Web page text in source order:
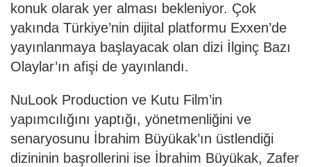
konuk olarak yer alması bekleniyor. Çok
yakında Türkiye’nin dijital platformu Exxen’de
yayınlanmaya başlayacak olan dizi İlginç Bazı
Olaylar’ın afişi de yayınlandı.
NuLook Production ve Kutu Film’in
yapımcılığını yaptığı, yönetmenliğini ve
senaryosunu İbrahim Büyükak’ın üstlendiği
dizininin başrollerini ise İbrahim Büyükak, Zafer